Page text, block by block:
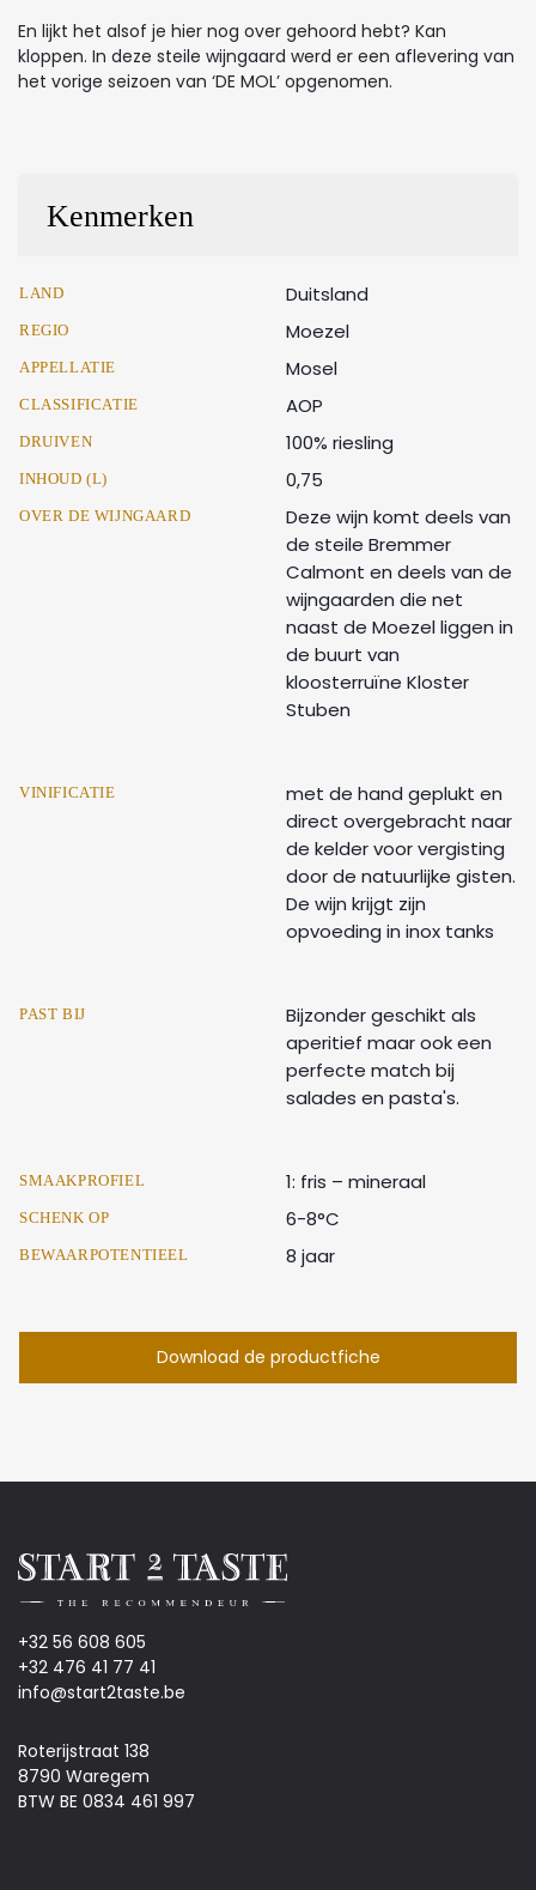
En lijkt het alsof je hier nog over gehoord hebt? Kan
kloppen. In deze steile wijngaard werd er een aflevering van
het vorige seizoen van ‘DE MOL’ opgenomen.
Kenmerken
LAND Duitsland
REGIO Moezel
APPELLATIE Mosel
CLASSIFICATIE AOP
DRUIVEN 100% riesling
INHOUD (L) 0,75
OVER DE WIJNGAARD
Deze wijn komt deels van
de steile Bremmer
Calmont en deels van de
wijngaarden die net
naast de Moezel liggen in
de buurt van
kloosterruïne Kloster
Stuben
VINIFICATIE
met de hand geplukt en
direct overgebracht naar
de kelder voor vergisting
door de natuurlijke gisten.
De wijn krijgt zijn
opvoeding in inox tanks
PAST BIJ
Bijzonder geschikt als
aperitief maar ook een
perfecte match bij
salades en pasta's.
SMAAKPROFIEL 1: fris – mineraal
SCHENK OP 6-8°C
BEWAARPOTENTIEEL 8 jaar
Download de productfiche
+32 56 608 605
+32 476 41 77 41
info@start2taste.be
Roterijstraat 138
8790 Waregem
BTW BE 0834 461 997